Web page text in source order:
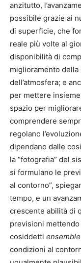
anzitutto,
possibile grazie ai
di superficie, che
reale più volte al
disponibilità di
miglioramento
dell’atmosfera; e
per mettere
spazio per
comprendere
regolano
dipendano dalle
la “fotografia” del
si formulano le
al contorno”,
tempo, e un
crescente abilità di
previsioni
cosiddetti ensemble
condizioni al